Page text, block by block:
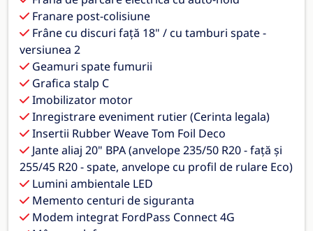
Franare post-colisiune
Frâne cu discuri față 18" / cu tamburi spate -
versiunea 2
Geamuri spate fumurii
Grafica stalp C
Imobilizator motor
Inregistrare eveniment rutier (Cerinta legala)
Insertii Rubber Weave Tom Foil Deco
Jante aliaj 20" BPA (anvelope 235/50 R20 - față și
255/45 R20 - spate, anvelope cu profil de rulare Eco)
Lumini ambientale LED
Memento centuri de siguranta
Modem integrat FordPass Connect 4G